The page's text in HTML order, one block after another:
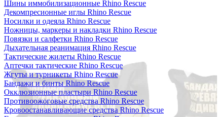
Шины иммобилизационные Rhino Rescue
Декомпресионные иглы Rhino Rescue
Носилки и одеяла Rhino Rescue
Ножницы, маркеры и накладки Rhino Rescue
Повязки и салфетки Rhino Rescue
Дыхательная реанимация Rhino Rescue
Тактические жилеты Rhino Rescue
Аптечки тактические Rhino Rescue
Жгуты и турникеты Rhino Rescue
Бандажи и бинты Rhino Rescue
Окклюзионные пластыри Rhino Rescue
Противоожоговые средства Rhino Rescue
Кровоостанавливающие средства Rhino Rescue